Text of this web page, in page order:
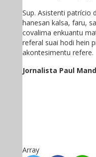
Sup. Asistenti patrício
hanesan kalsa, faru,
covalima enkuantu
referal suai hodi hein
akontesimentu refere.
Jornalista Paul
Array